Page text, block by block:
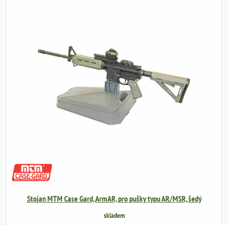
Stojan MTM Case Gard, ArmAR, pro pušky typu AR/MSR, šedý
skladem